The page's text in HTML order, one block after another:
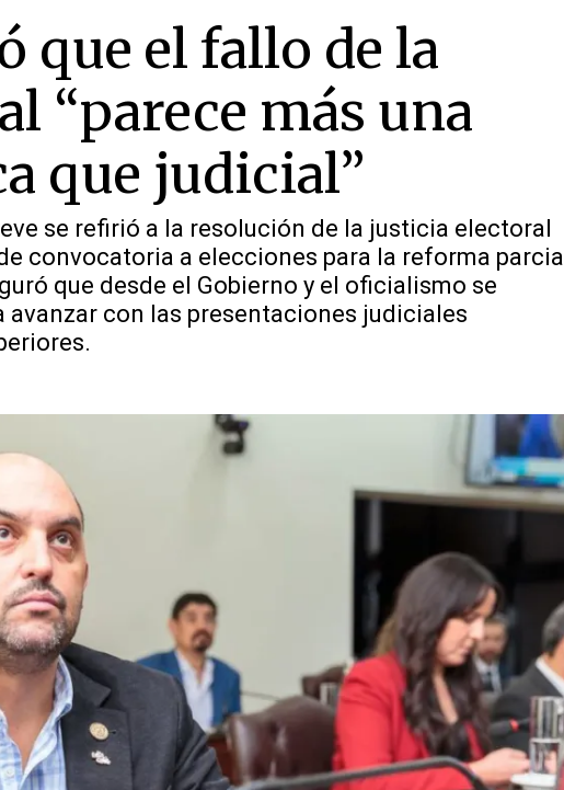
que el fallo de la
“parece más una
que judicial”
se refirió a la resolución de la justicia electoral
convocatoria a elecciones para la reforma
que desde el Gobierno y el oficialismo se
con las presentaciones judiciales